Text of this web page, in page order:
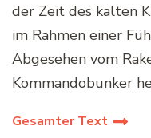
der Zeit des kalten
im Rahmen einer
Abgesehen vom
Kommandobunker
Gesamter Text